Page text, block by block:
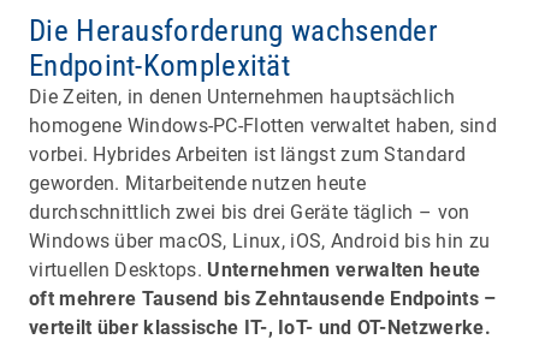
Die Herausforderung wachsender
Endpoint-Komplexität
Die Zeiten, in denen Unternehmen hauptsächlich
homogene Windows-PC-Flotten verwaltet haben, sind
vorbei. Hybrides Arbeiten ist längst zum Standard
geworden. Mitarbeitende nutzen heute
durchschnittlich zwei bis drei Geräte täglich – von
Windows über macOS, Linux, iOS, Android bis hin zu
virtuellen Desktops. Unternehmen verwalten heute
oft mehrere Tausend bis Zehntausende Endpoints –
verteilt über klassische IT-, IoT- und OT-Netzwerke.